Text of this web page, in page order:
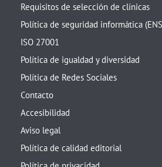
Requisitos de selección de clínicas
Política de seguridad informática
ISO 27001
Política de igualdad y diversidad
Política de Redes Sociales
Contacto
Accesibilidad
Aviso legal
Política de calidad editorial